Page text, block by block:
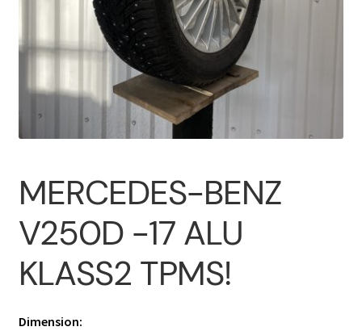
Om oss
PROFIL
Vanliga frågor
Varukorg
MERCEDES-BENZ
V250D -17 ALU
KLASS2 TPMS!
Dimension: